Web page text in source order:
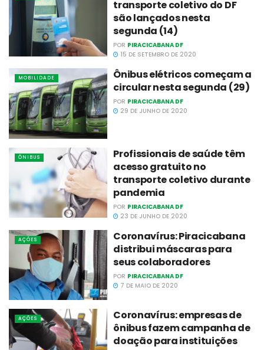
transporte coletivo do DF
são lançados nesta
segunda (14)
POR PIRACICABANA DF
15 DE SETEMBRO DE 2020
MOBILIDADE
Ônibus elétricos começam a
circular nesta segunda (29)
POR PIRACICABANA DF
29 DE JUNHO DE 2020
ÔNIBUS
Profissionais de saúde têm
acesso gratuito no
transporte coletivo durante
pandemia
POR PIRACICABANA DF
23 DE JUNHO DE 2020
AÇÕES
Coronavírus: Piracicabana
distribui máscaras para
seus colaboradores
POR PIRACICABANA DF
7 DE MAIO DE 2020
AÇÕES
Coronavírus: empresas de
ônibus fazem campanha de
doação para instituições